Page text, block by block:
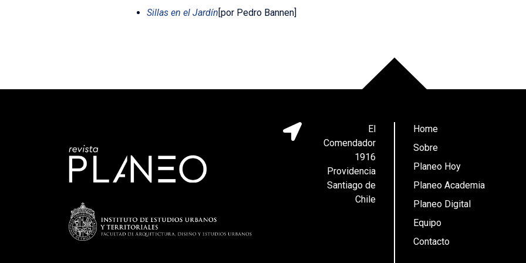
Sillas en el Jardín[por Pedro Bannen]
El
Comendador
1916
Providencia
Santiago de
Chile
Home
Sobre
Planeo Hoy
Planeo Academia
Planeo Digital
Equipo
Contacto